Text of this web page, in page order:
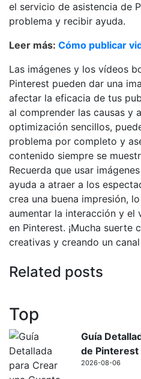
el servicio de asistencia de
problema y recibir ayuda.
Leer más: Cómo publicar
Las imágenes y los vídeos
Pinterest pueden dar una
afectar la eficacia de tus
al comprender las causas y
optimización sencillos,
problema por completo y
contenido siempre se
Recuerda que usar
ayuda a atraer a los
crea una buena impresión,
aumentar la interacción y el
en Pinterest. ¡Mucha suerte
creativas y creando un
Related posts
Top
Guía
de Pinterest
2026-08-06